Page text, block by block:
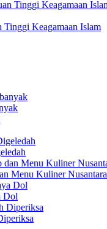
Keagamaan Islam
Menu Kuliner Nusantara
Dol